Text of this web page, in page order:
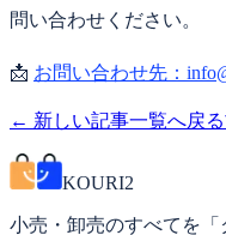
問い合わせください。
📩 お問い合わせ先：
← 新しい記事一覧へ戻る
KOURI2
小売・卸売のすべてを「